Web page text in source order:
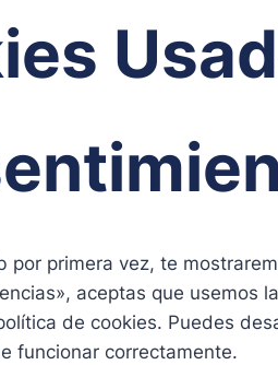
por primera vez, te
aceptas que usemos
de cookies. Puedes
funcionar correctamente.